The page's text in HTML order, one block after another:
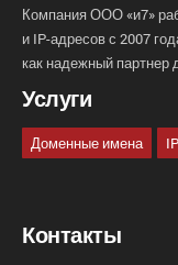
Компания ООО «и7»
и IP-адресов с 2007
как надежный партнер
Услуги
Доменные имена
Контакты